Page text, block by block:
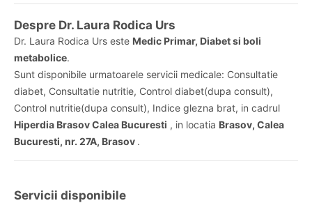
Despre Dr. Laura Rodica Urs
Dr. Laura Rodica Urs este Medic Primar, Diabet si boli
metabolice.
Sunt disponibile urmatoarele servicii medicale: Consultatie
diabet, Consultatie nutritie, Control diabet(dupa consult),
Control nutritie(dupa consult), Indice glezna brat, in cadrul
Hiperdia Brasov Calea Bucuresti , in locatia Brasov, Calea
Bucuresti, nr. 27A, Brasov .
Servicii disponibile